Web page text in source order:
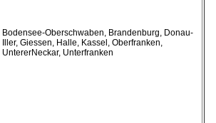
Bodensee-Oberschwaben, Brandenburg, Donau-
Iller, Giessen, Halle, Kassel, Oberfranken,
UntererNeckar, Unterfranken